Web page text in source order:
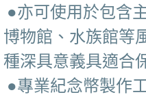
●亦可使用於包含
博物館、水族館等
種深具意義具適合
●專業紀念幣製作